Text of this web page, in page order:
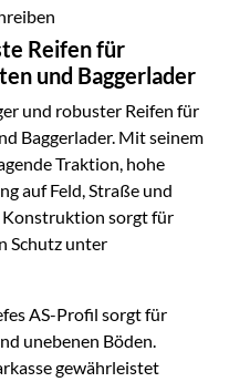
Reifen für
und Baggerlader
und robuster Reifen für
Baggerlader. Mit seinem
Traktion, hohe
auf Feld, Straße und
Konstruktion sorgt für
Schutz unter
AS-Profil sorgt für
unebenen Böden.
gewährleistet